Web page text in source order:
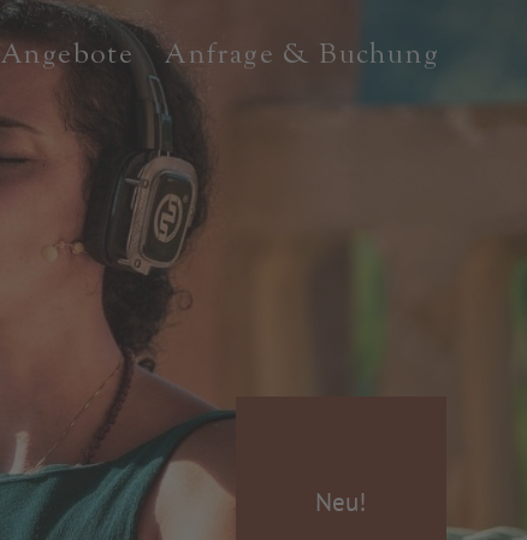
Angebote Anfrage & Buchung
Neu!